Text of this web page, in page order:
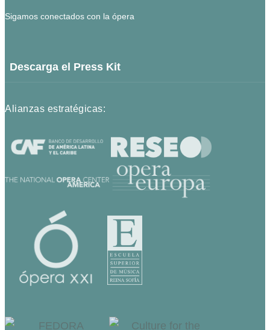
Sigamos conectados con la ópera
Descarga el Press Kit
Alianzas estratégicas: